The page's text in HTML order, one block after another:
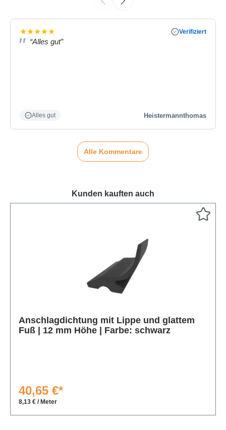
★★★★★ Verifiziert
“Alles gut”
Alles gut Heistermannthomas
Alle Kommentare
Kunden kauften auch
Anschlagdichtung mit Lippe und glattem
Fuß | 12 mm Höhe | Farbe: schwarz
40,65 €*
8,13 € / Meter